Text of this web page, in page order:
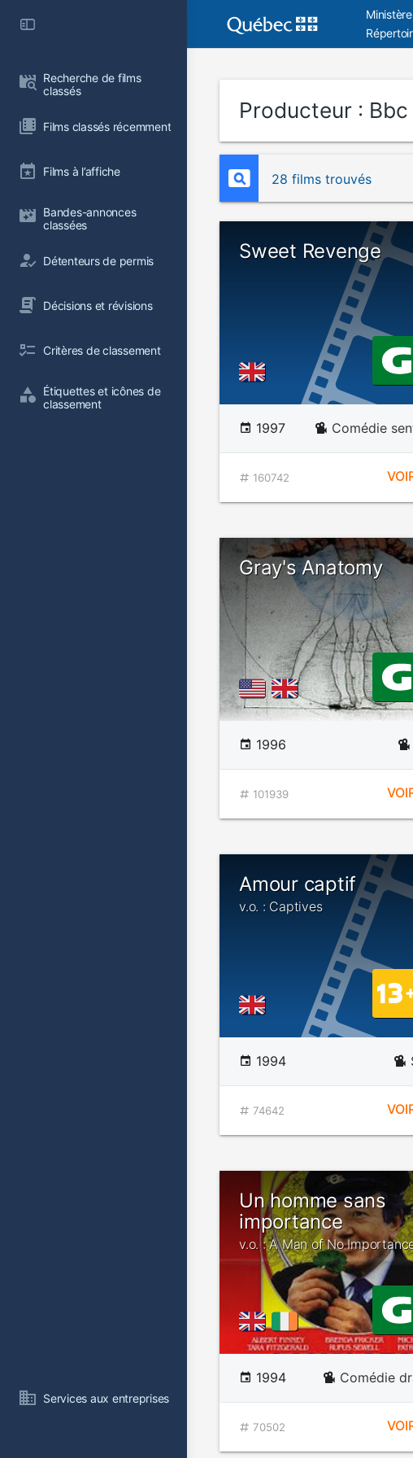
Recherche de films
classés
Films classés récemment
Films à l’affiche
Bandes-annonces
classées
Détenteurs de permis
Décisions et révisions
Critères de classement
Étiquettes et icônes de
classement
Services aux entreprises
Producteur : Bbc
28 films trouvés
Sweet Revenge
1997 Comédie
160742
Gray's Anatomy
1996
101939
Amour captif
v.o. : Captives
1994
74642
Un homme sans
importance
v.o. : A Man of No
1994 Comédie
70502